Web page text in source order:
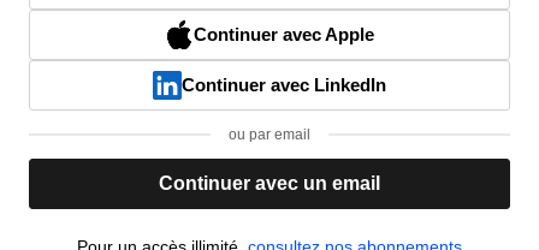
Continuer avec Apple
Continuer avec LinkedIn
ou par email
Continuer avec un email